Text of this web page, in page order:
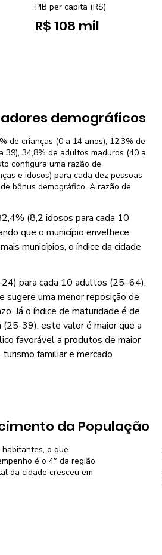
PIB per capita (R$)
R$ 108 mil
demográficos
de crianças (0 a 14 anos), 12,3% de
39), 34,8% de adultos maduros (40 a
configura uma razão de
e idosos) para cada dez pessoas
bônus demográfico. A razão de
(8,2 idosos para cada 10
que o município envelhece
municípios, o índice da cidade
para cada 10 adultos (25–64).
uma menor reposição de
Já o índice de maturidade é de
39), este valor é maior que a
favorável a produtos de maior
familiar e mercado
da População
o que
é o 4° da região
da cidade cresceu em